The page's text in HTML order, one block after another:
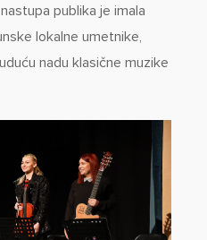
publika je imala
lokalne umetnike,
nadu klasične muzike